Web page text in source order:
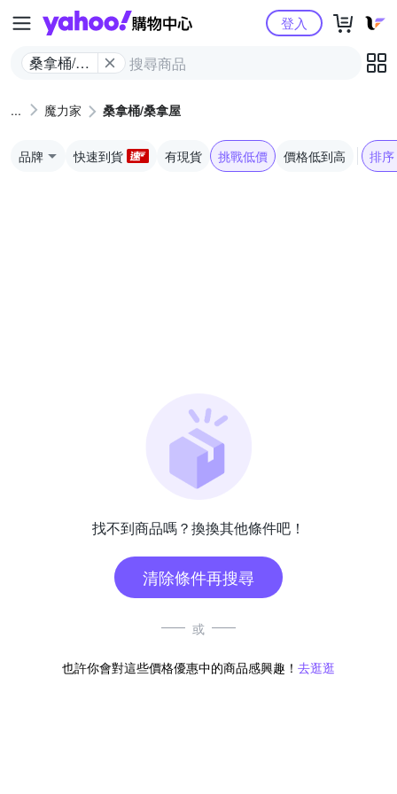
Yahoo購物中心
桑拿桶/桑
登入
魔力家 桑拿桶/桑拿屋
品牌 快速到貨 有現貨 挑戰低價 價格低到高 排序
找不到商品嗎？換換其他條件吧！
清除條件再搜尋
或
也許你會對這些價格優惠中的商品感興趣！ 去逛逛